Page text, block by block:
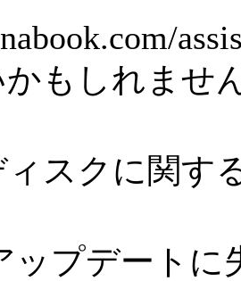
もしれませ
ィスクに関す
ップデート